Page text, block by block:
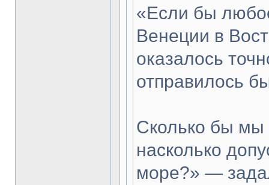
«Если бы
Венеции в
оказалось
отправилось
Сколько бы мы
насколько
море?» —